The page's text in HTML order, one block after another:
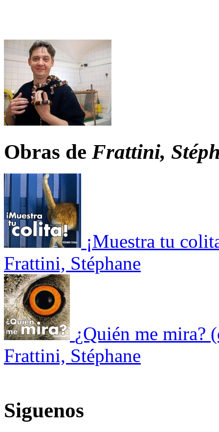
Obras de Frattini,
¡Muestra tu
Frattini, Stéphane
¿Quién me mira?
Frattini, Stéphane
Siguenos